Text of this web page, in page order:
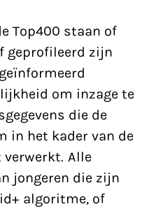
Top400 staan of
geprofileerd zijn
om inzage te
die de
in het kader van de
verwerkt. Alle
jongeren die zijn
algoritme, of